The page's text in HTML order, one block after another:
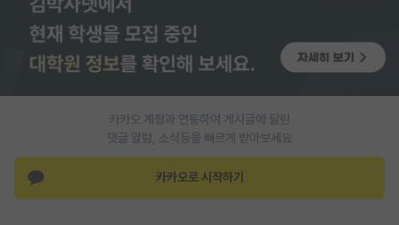
카카오 계정과 연동하여 게시글에 달린
댓글 알람, 소식등을 빠르게 받아보세요
카카오로 시작하기